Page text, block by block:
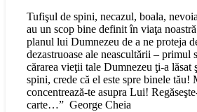
Tufişul de spini, necazul, boala,
au un scop bine definit în viaţa
planul lui Dumnezeu de a ne proteja
dezastruoase ale neascultării – primul
cărarea vieţii tale Dumnezeu ţi-a lăsat
spini, crede că el este spre binele tău!
concentrează-te asupra Lui!
carte…” George Cheia